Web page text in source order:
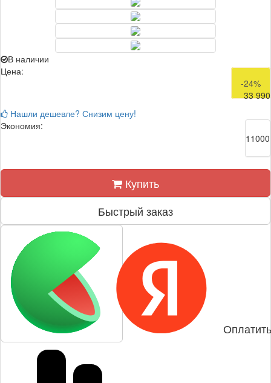
В наличии
Цена:
44 990
-24%
33 990
Нашли дешевле? Снизим цену!
Экономия:
11000
Купить
Быстрый заказ